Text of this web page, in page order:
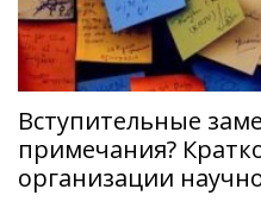
Вступительные
примечания?
организации